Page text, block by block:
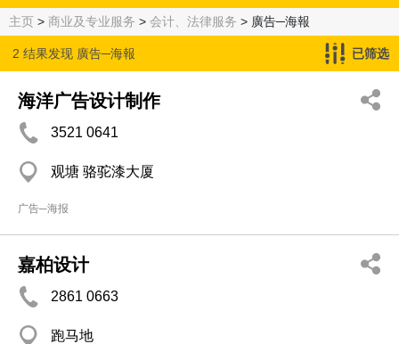
主页 > 商业及专业服务 > 会计、法律服务 > 廣告─海報
2 结果发现 廣告─海報 已筛选
海洋广告设计制作
3521 0641
观塘 骆驼漆大厦
广告─海报
嘉柏设计
2861 0663
跑马地